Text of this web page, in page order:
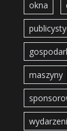
okna
maszyny